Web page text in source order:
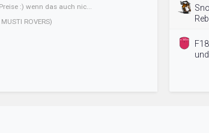
:) wenn das auch nic...
ROVERS)